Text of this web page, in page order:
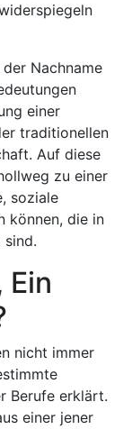
Nachname
einer
traditionellen
Auf diese
zu einer
soziale
können, die in
nicht immer
Berufe erklärt.
einer jener